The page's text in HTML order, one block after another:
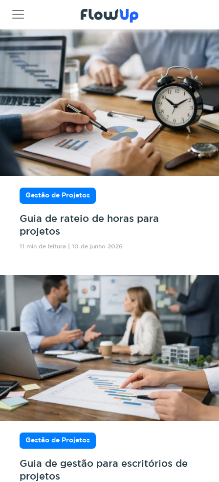
Gestão de Projetos
Guia de rateio de horas para
projetos
11 min de leitura | 10 de junho 2026
Gestão de Projetos
Guia de gestão para escritórios de
projetos